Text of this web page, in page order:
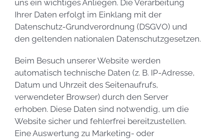
uns ein wichtiges Anliegen. Die Verarbeitung
Ihrer Daten erfolgt im Einklang mit der
Datenschutz-Grundverordnung (DSGVO) und
den geltenden nationalen Datenschutzgesetzen.
Beim Besuch unserer Website werden
automatisch technische Daten (z. B. IP-Adresse,
Datum und Uhrzeit des Seitenaufrufs,
verwendeter Browser) durch den Server
erhoben. Diese Daten sind notwendig, um die
Website sicher und fehlerfrei bereitzustellen.
Eine Auswertung zu Marketing- oder